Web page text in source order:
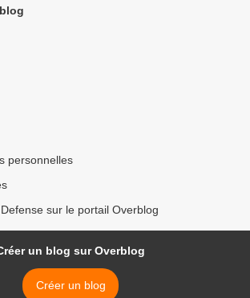
personnelles
sur le portail Overblog
un blog sur Overblog
Créer un blog